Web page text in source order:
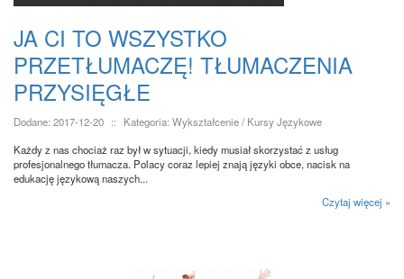
JA CI TO WSZYSTKO
PRZETŁUMACZĘ! TŁUMACZENIA
PRZYSIĘGŁE
Dodane: 2017-12-20 ::
Kategoria: Wykształcenie / Kursy Językowe
Każdy z nas chociaż raz był w sytuacji, kiedy musiał skorzystać z usług
profesjonalnego tłumacza. Polacy coraz lepiej znają języki obce, nacisk na
edukację językową naszych...
Czytaj więcej »